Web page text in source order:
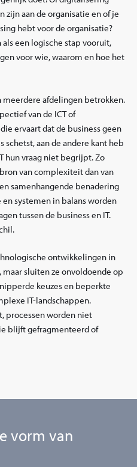
aan de organisatie en of je
hebt voor de organisatie?
een logische stap vooruit,
voor wie, waarom en hoe het
afdelingen betrokken.
van de ICT of
ervaart dat de business geen
aan de andere kant heb
hun vraag niet begrijpt. Zo
van complexiteit dan van
samenhangende benadering
systemen in balans worden
tussen de business en IT.
ontwikkelingen in
sluiten ze onvoldoende op
keuzes en beperkte
IT-landschappen.
processen worden niet
blijft gefragmenteerd of
vorm van